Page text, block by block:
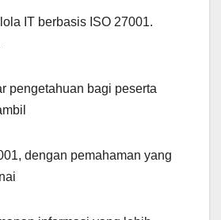
IT berbasis ISO 27001.
pengetahuan bagi peserta
dengan pemahaman yang